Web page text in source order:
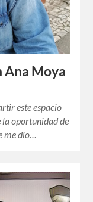
Ana Moya
este espacio
oportunidad de
me dio…